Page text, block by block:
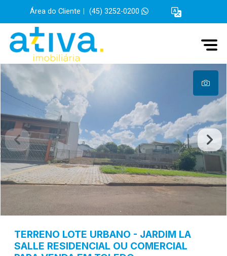
Área do Cliente (45) 3252-0200
TERRENO LOTE URBANO - JARDIM LA
SALLE RESIDENCIAL OU COMERCIAL